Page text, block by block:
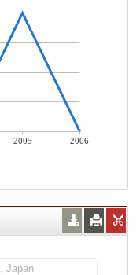
2005
2006